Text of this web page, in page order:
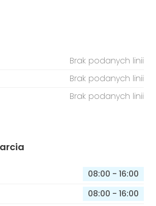
Brak podanych linii
Brak podanych linii
Brak podanych linii
08:00 - 16:00
08:00 - 16:00